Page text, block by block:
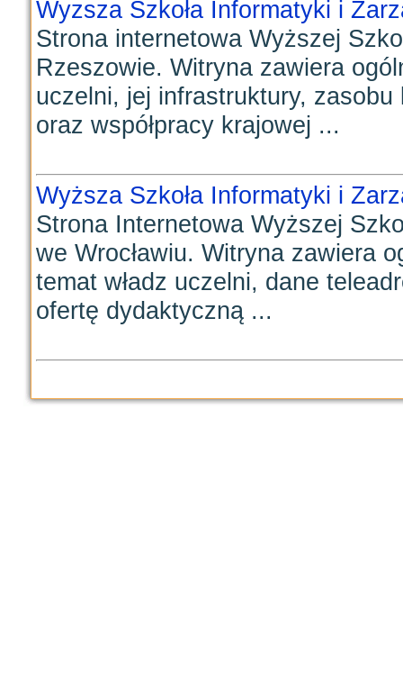
Wyzsza Szkoła Informatyki i
Strona internetowa Wyższej
Rzeszowie. Witryna zawiera
uczelni, jej infrastruktury,
oraz współpracy krajowej ...
Wyższa Szkoła Informatyki i
Strona Internetowa Wyższej
we Wrocławiu. Witryna zawiera
temat władz uczelni, dane
ofertę dydaktyczną ...